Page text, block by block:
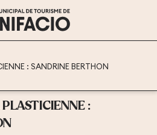
: SANDRINE BERTHON
: